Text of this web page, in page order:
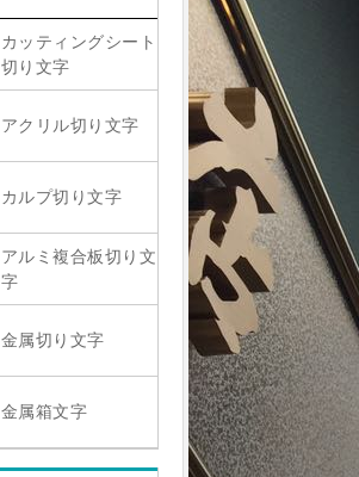
カッティングシート
切り文字
アクリル切り文字
カルプ切り文字
アルミ複合板切り文
字
金属切り文字
金属箱文字